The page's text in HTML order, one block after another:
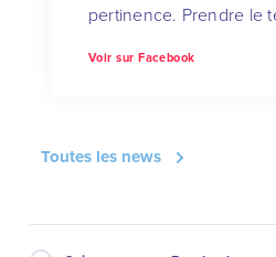
✔️ les conditions
pertinence. Prendre le
démarche te fera
méthode et les
B ...See More
Voir sur Facebook
Toutes les news